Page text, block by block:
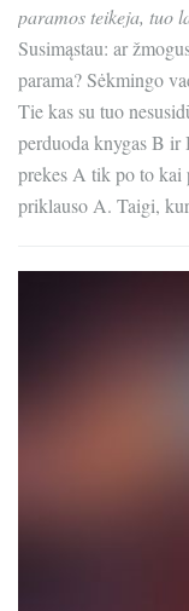
paramos teikeja, tuo
Susimąstau: ar
parama? Sėkmingo
Tie kas su tuo
perduoda knygas B ir
prekes A tik po to kai
priklauso A. Taigi,